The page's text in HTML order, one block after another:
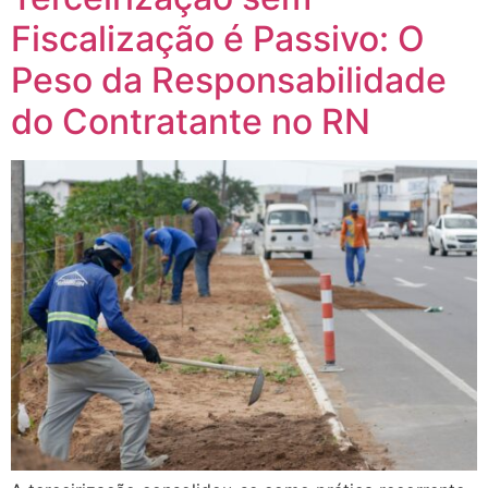
Fiscalização é Passivo: O
Peso da Responsabilidade
do Contratante no RN